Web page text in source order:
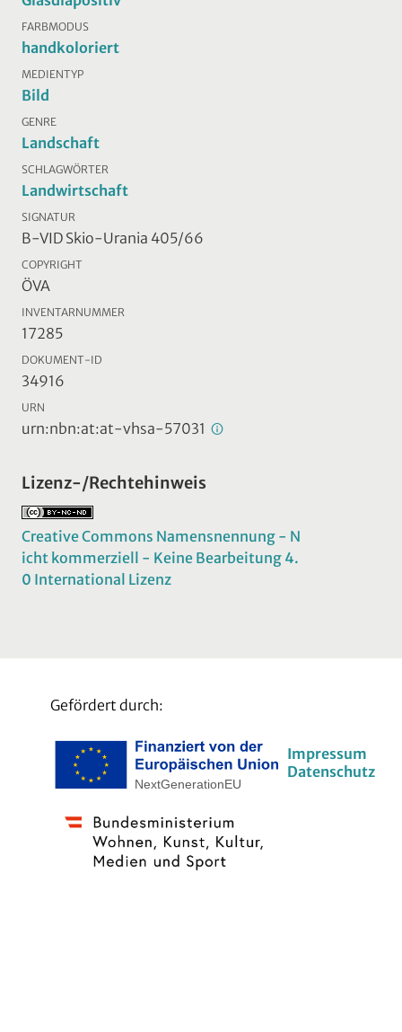
FARBMODUS
handkoloriert
MEDIENTYP
Bild
GENRE
Landschaft
SCHLAGWÖRTER
Landwirtschaft
SIGNATUR
B-VID Skio-Urania 405/66
COPYRIGHT
ÖVA
INVENTARNUMMER
17285
DOKUMENT-ID
34916
URN
urn:nbn:at:at-vhsa-57031
Lizenz-/Rechtehinweis
Creative Commons Namensnennung - N
icht kommerziell - Keine Bearbeitung 4.
0 International Lizenz
Gefördert durch:
Impressum
Datenschutz